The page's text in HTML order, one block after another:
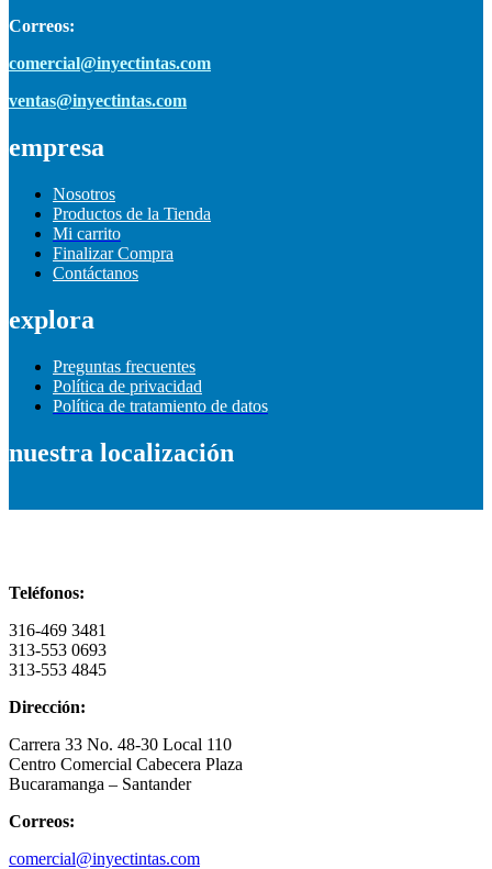
Correos:
comercial@inyectintas.com
ventas@inyectintas.com
empresa
Nosotros
Productos de la Tienda
Mi carrito
Finalizar Compra
Contáctanos
explora
Preguntas frecuentes
Política de privacidad
Política de tratamiento de datos
nuestra localización
Teléfonos:
316-469 3481
313-553 0693
313-553 4845
Dirección:
Carrera 33 No. 48-30 Local 110
Centro Comercial Cabecera Plaza
Bucaramanga – Santander
Correos:
comercial@inyectintas.com